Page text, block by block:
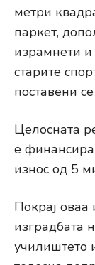
метри
паркет,
израмнети
старите
поставени
Целосната
е
износ од 5
Покрај оваа
изградбата
училиштето